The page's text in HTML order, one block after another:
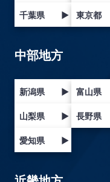
千葉県 ▶ 東京都
中部地方
新潟県 ▶ 富山県
山梨県 ▶ 長野県
愛知県 ▶